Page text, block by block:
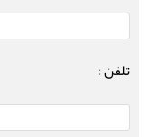
تلفن :